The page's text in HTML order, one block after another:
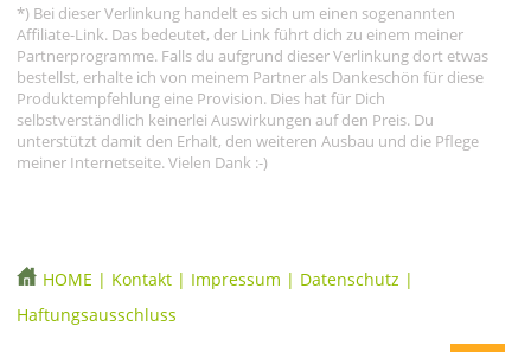
*) Bei dieser Verlinkung handelt es sich um einen sogenannten
Affiliate-Link. Das bedeutet, der Link führt dich zu einem meiner
Partnerprogramme. Falls du aufgrund dieser Verlinkung dort etwas
bestellst, erhalte ich von meinem Partner als Dankeschön für diese
Produktempfehlung eine Provision. Dies hat für Dich
selbstverständlich keinerlei Auswirkungen auf den Preis. Du
unterstützt damit den Erhalt, den weiteren Ausbau und die Pflege
meiner Internetseite. Vielen Dank :-)
HOME | Kontakt | Impressum | Datenschutz |
Haftungsausschluss